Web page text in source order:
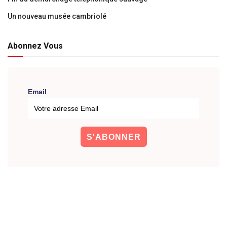
Un nouveau musée cambriolé
Abonnez Vous
Email